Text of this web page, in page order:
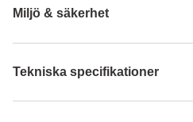
Miljö & säkerhet
Tekniska specifikationer